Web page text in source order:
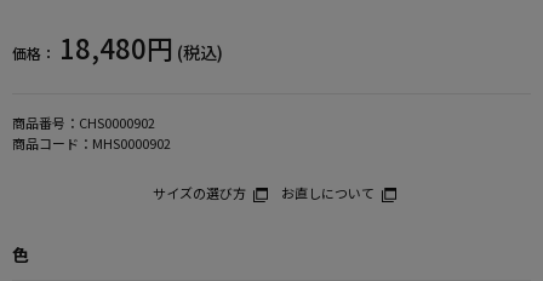
価格： 18,480円 (税込)
商品番号： CHS0000902
商品コード： MHS0000902
サイズの選び方 お直しについて
色